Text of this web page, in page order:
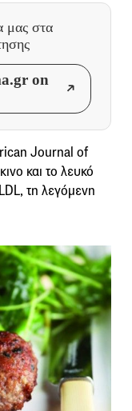
μας στα
on
Journal of
και το λευκό
τη λεγόμενη